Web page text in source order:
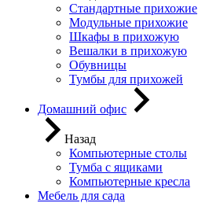
Стандартные прихожие
Модульные прихожие
Шкафы в прихожую
Вешалки в прихожую
Обувницы
Тумбы для прихожей
Домашний офис
Назад
Компьютерные столы
Тумба с ящиками
Компьютерные кресла
Мебель для сада